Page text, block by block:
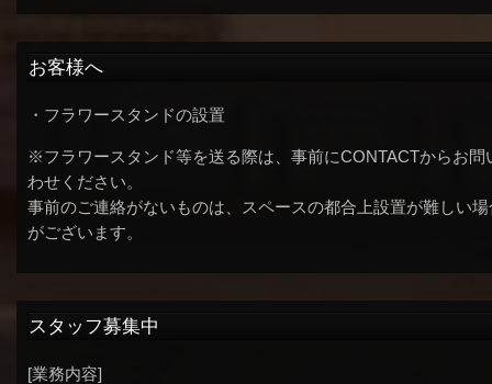
お客様へ
・フラワースタンドの設置
※フラワースタンド等を送る際は、事前にCONTACTからお問
わせください。
事前のご連絡がないものは、スペースの都合上設置が難しい場
がございます。
スタッフ募集中
[業務内容]